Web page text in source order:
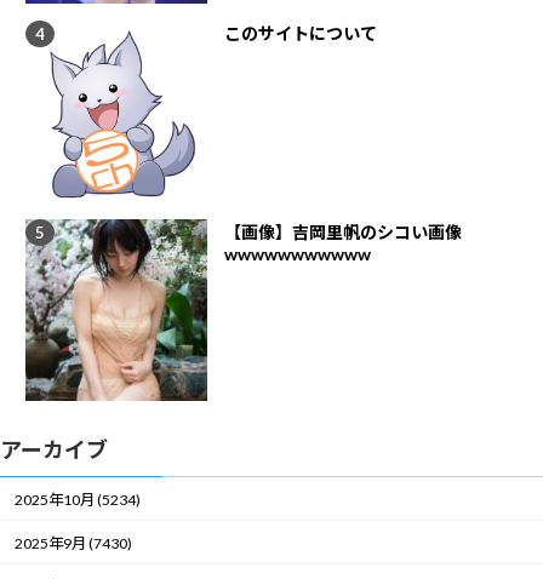
このサイトについて
【画像】吉岡里帆のシコい画像
wwwwwwwwwww
アーカイブ
2025年10月 (5234)
2025年9月 (7430)